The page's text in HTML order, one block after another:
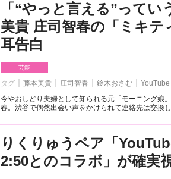
「“やっと言える”って
美貴 庄司智春の「ミキテ
耳告白
芸能
タグ 藤本美貴 庄司智春 鈴木おさむ YouTube
今やおしどり夫婦として知られる元「モーニング娘
春。渋谷で偶然出会い声をかけられて連絡先は交換
りくりゅうペア「
2:50とのコラボ」が確実